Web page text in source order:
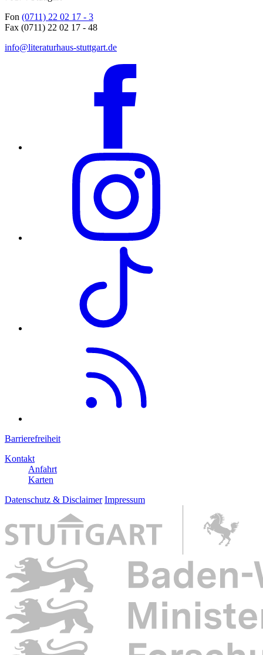
Fon (0711) 22 02 17 - 3
Fax (0711) 22 02 17 - 48
info@literaturhaus-stuttgart.de
Barrierefreiheit
Kontakt
Anfahrt
Karten
Datenschutz & Disclaimer Impressum